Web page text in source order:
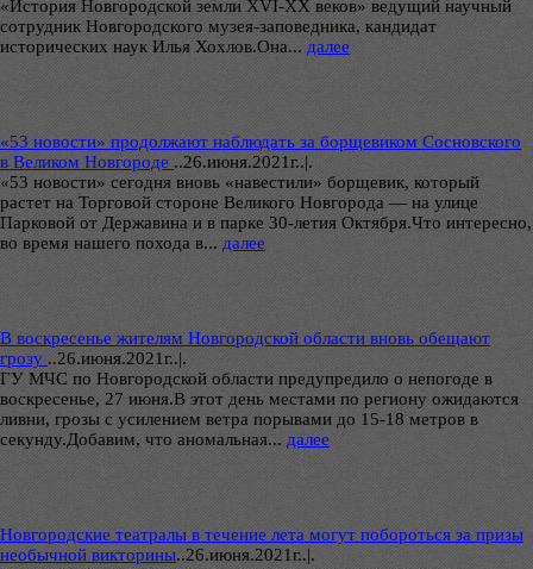
«История Новгородской земли XVI-XX веков» ведущий научный
сотрудник Новгородского музея-заповедника, кандидат
исторических наук Илья Хохлов.Она... далее
«53 новости» продолжают наблюдать за борщевиком Сосновского
в Великом Новгороде ..26.июня.2021г..|.
«53 новости» сегодня вновь «навестили» борщевик, который
растет на Торговой стороне Великого Новгорода — на улице
Парковой от Державина и в парке 30-летия Октября.Что интересно,
во время нашего похода в... далее
В воскресенье жителям Новгородской области вновь обещают
грозу ..26.июня.2021г..|.
ГУ МЧС по Новгородской области предупредило о непогоде в
воскресенье, 27 июня.В этот день местами по региону ожидаются
ливни, грозы с усилением ветра порывами до 15-18 метров в
секунду.Добавим, что аномальная... далее
Новгородские театралы в течение лета могут побороться за призы
необычной викторины..26.июня.2021г..|.